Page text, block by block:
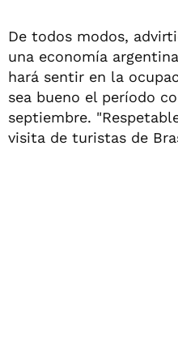
De todos modos,
una economía
hará sentir en la
sea bueno el período
septiembre.
visita de turistas de